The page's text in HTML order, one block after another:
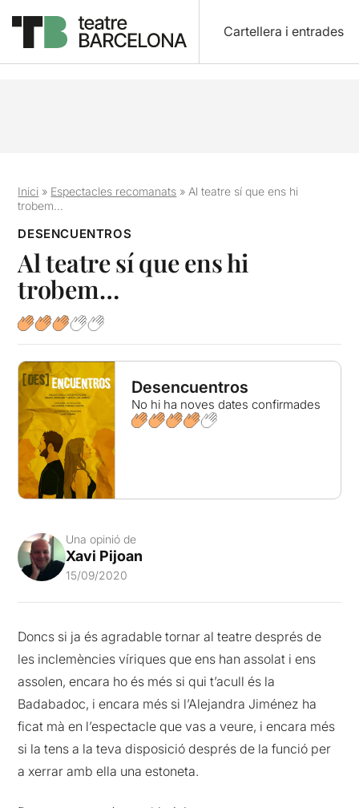
Cartellera i entrades
Inici » Espectacles recomanats » Al teatre sí que ens hi
trobem…
DESENCUENTROS
Al teatre sí que ens hi
trobem…
Desencuentros
No hi ha noves dates confirmades
Una opinió de
Xavi Pijoan
15/09/2020
Doncs si ja és agradable tornar al teatre després de
les inclemències víriques que ens han assolat i ens
assolen, encara ho és més si qui t’acull és la
Badabadoc, i encara més si l’Alejandra Jiménez ha
ficat mà en l’espectacle que vas a veure, i encara més
si la tens a la teva disposició després de la funció per
a xerrar amb ella una estoneta.